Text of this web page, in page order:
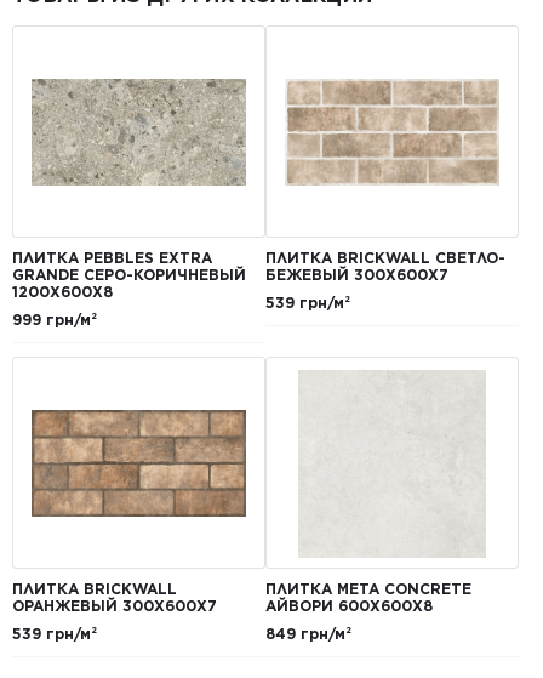
ПЛИТКА PEBBLES EXTRA
GRANDE СЕРО-КОРИЧНЕВЫЙ
1200Х600Х8
999 грн/м²
ПЛИТКА BRICKWALL СВЕТЛО-
БЕЖЕВЫЙ 300Х600Х7
539 грн/м²
ПЛИТКА BRICKWALL
ОРАНЖЕВЫЙ 300Х600Х7
539 грн/м²
ПЛИТКА META CONCRETE
АЙВОРИ 600Х600Х8
849 грн/м²